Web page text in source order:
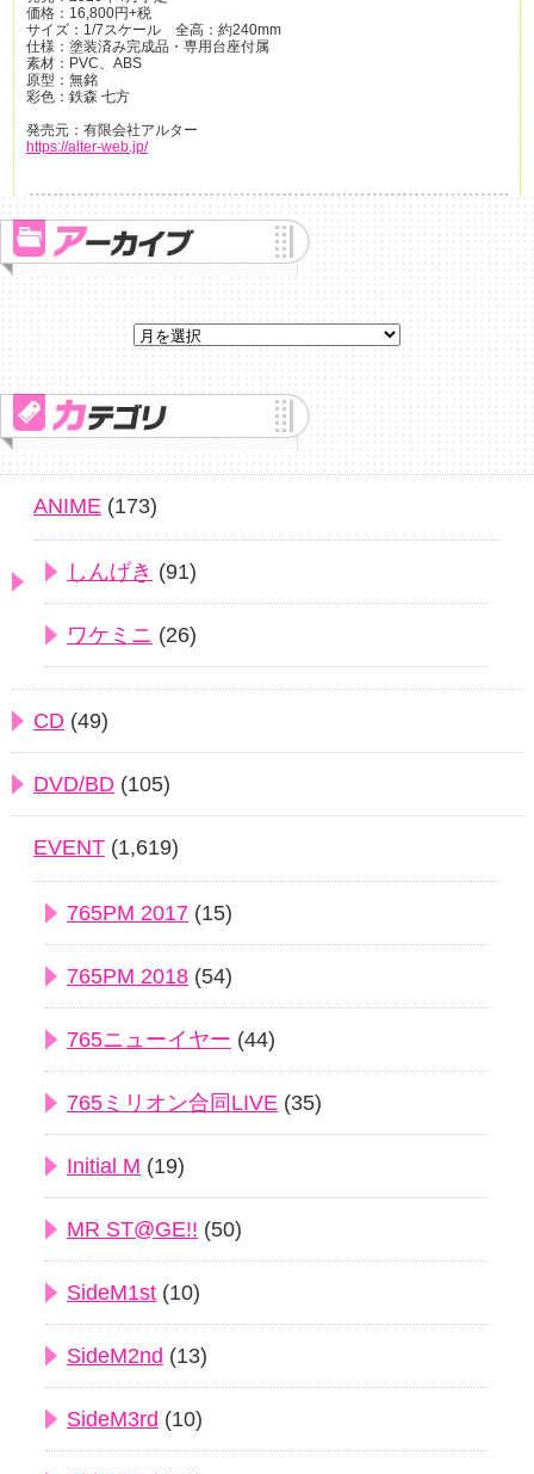
価格：16,800円+税
サイズ：1/7スケール 全高：約240mm
仕様：塗装済み完成品・専用台座付属
素材：PVC、ABS
原型：無銘
彩色：鉄森 七方
発売元：有限会社アルター
https://alter-web.jp/
ANIME (173)
しんげき (91)
ワケミニ (26)
CD (49)
DVD/BD (105)
EVENT (1,619)
765PM 2017 (15)
765PM 2018 (54)
765ニューイヤー (44)
765ミリオン合同LIVE (35)
Initial M (19)
MR ST@GE!! (50)
SideM1st (10)
SideM2nd (13)
SideM3rd (10)